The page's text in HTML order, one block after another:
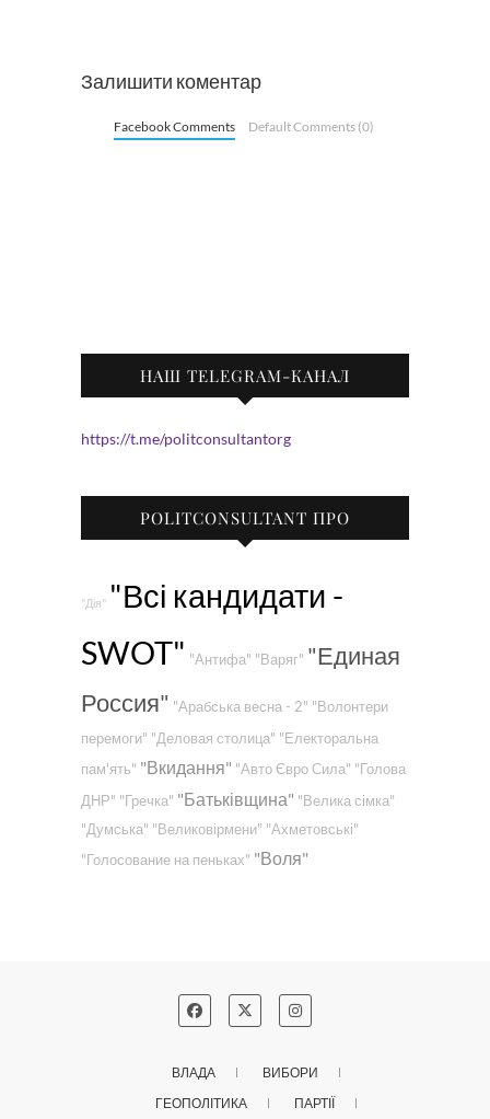
Залишити коментар
Facebook Comments Default Comments (0)
НАШ TELEGRAM-КАНАЛ
https://t.me/politconsultantorg
POLITCONSULTANT ПРО
"Дія" "Всі кандидати -
SWOT" "Антифа" "Варяг" "Единая
Россия" "Арабська весна - 2" "Волонтери
перемоги" "Деловая столица" "Електоральна
пам'ять" "Вкидання" "Авто Євро Сила" "Голова
ДНР" "Гречка" "Батьківщина" "Велика сімка"
"Думська" "Великовірмени" "Ахметовські"
"Голосование на пеньках" "Воля"
ВЛАДА
ВИБОРИ
ГЕОПОЛІТИКА
ПАРТІЇ